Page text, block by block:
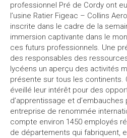
professionnel Pré de Cordy ont
l’usine Ratier Figeac – Collins
inscrite dans le cadre de la
immersion captivante dans le
ces futurs professionnels. Une
des responsables des
lycéens un aperçu des activités
présente sur tous les continents.
éveillé leur intérêt pour des
d’apprentissage et
entreprise de renommée
compte environ 1450 employés
de départements qui fabriquent,